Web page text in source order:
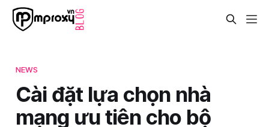
NEWS
Cài đặt lựa chọn nhà
mạng ưu tiên cho bộ